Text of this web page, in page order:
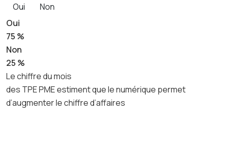
Oui
Non
Oui
75 %
Non
25 %
Le chiffre du mois
des TPE PME estiment que le numérique permet
d’augmenter le chiffre d’affaires